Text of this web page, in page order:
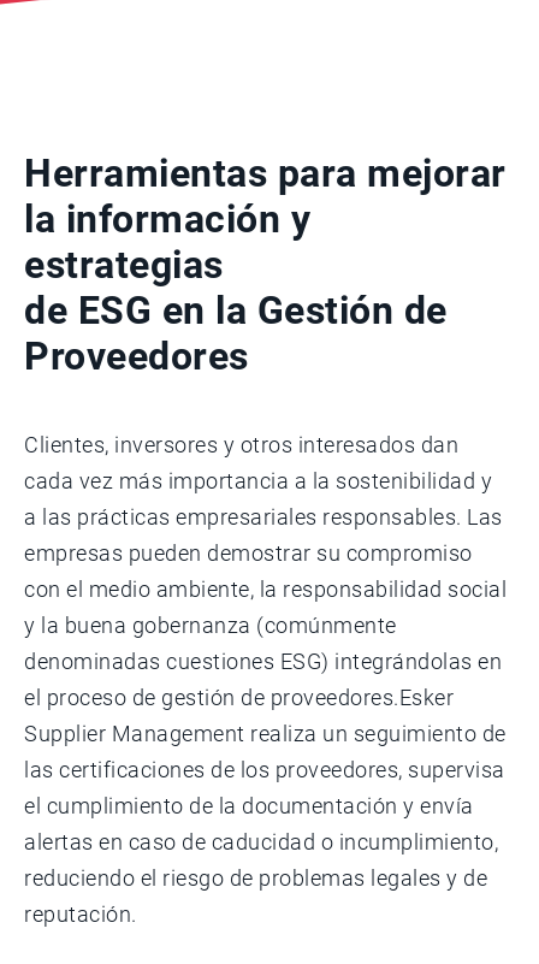
Herramientas para mejorar
la información y
estrategias
de ESG en la Gestión de
Proveedores
Clientes, inversores y otros interesados dan
cada vez más importancia a la sostenibilidad y
a las prácticas empresariales responsables. Las
empresas pueden demostrar su compromiso
con el medio ambiente, la responsabilidad social
y la buena gobernanza (comúnmente
denominadas cuestiones ESG) integrándolas en
el proceso de gestión de proveedores.Esker
Supplier Management realiza un seguimiento de
las certificaciones de los proveedores, supervisa
el cumplimiento de la documentación y envía
alertas en caso de caducidad o incumplimiento,
reduciendo el riesgo de problemas legales y de
reputación.